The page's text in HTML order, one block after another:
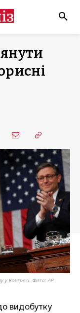
Конгресі. Фото: AP
видобутку